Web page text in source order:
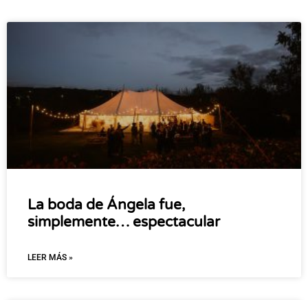
La boda de Ángela fue,
simplemente… espectacular
LEER MÁS »